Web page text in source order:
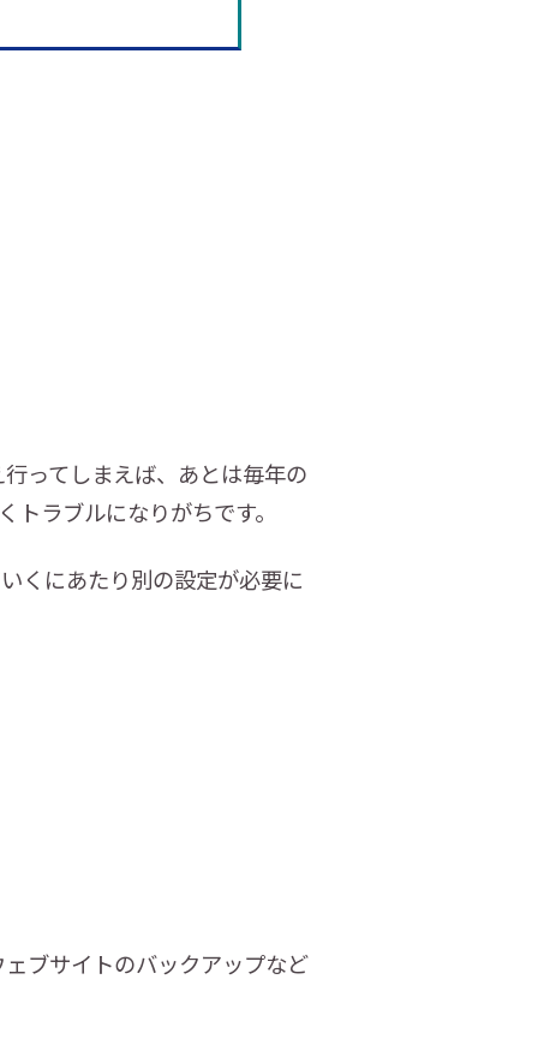
ってしまえば、あとは毎年の
ラブルになりがちです。
くにあたり別の設定が必要に
ブサイトのバックアップなど